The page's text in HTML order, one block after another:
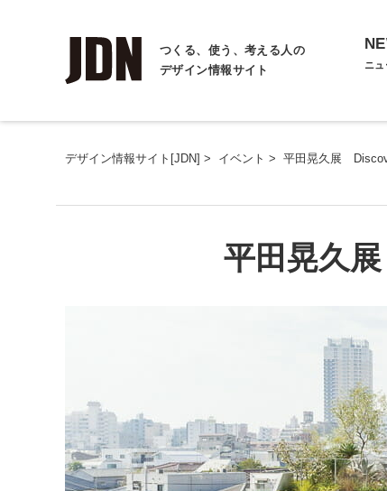
つくる、使う、考える人の
デザイン情報サイト
ニュ
デザイン情報サイト[JDN] > イベント > 平田晃久展
平田晃久